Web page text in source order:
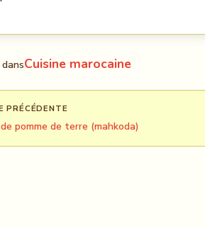
Cuisine marocaine
PRÉCÉDENTE
pomme de terre (mahkoda)